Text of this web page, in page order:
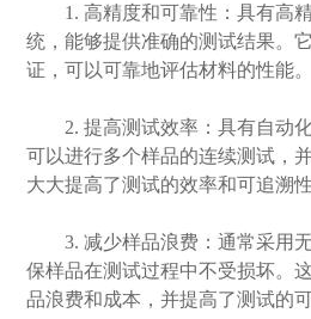
1. 高精度和可靠性：具有高精
统，能够提供准确的测试结果。
证，可以可靠地评估材料的性能。
2. 提高测试效率：具有自动化
可以进行多个样品的连续测试，
大大提高了测试的效率和可追溯性
3. 减少样品浪费：通常采用无
保样品在测试过程中不受损坏。
品浪费和成本，并提高了测试的可